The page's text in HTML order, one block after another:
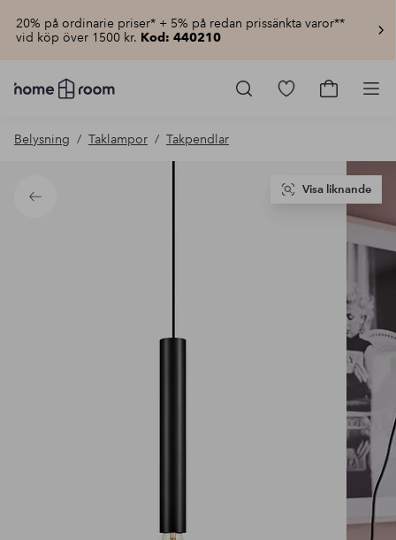
20% på ordinarie priser* + 5% på redan prissänkta varor**
vid köp över 1500 kr. Kod: 440210
Homeroom
–
hemmet
pris
Gå
Gå
Belysning Taklampor Takpendlar
Tillbaka
Visa liknande